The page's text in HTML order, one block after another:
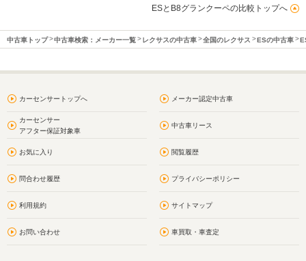
ESとB8グランクーペの比較トップへ
中古車トップ 中古車検索：メーカー一覧 レクサスの中古車 全国のレクサス ESの中古車
カーセンサートップへ メーカー認定中古車
カーセンサー
アフター保証対象車
中古車リース
お気に入り 閲覧履歴
問合わせ履歴 プライバシーポリシー
利用規約 サイトマップ
お問い合わせ 車買取・車査定